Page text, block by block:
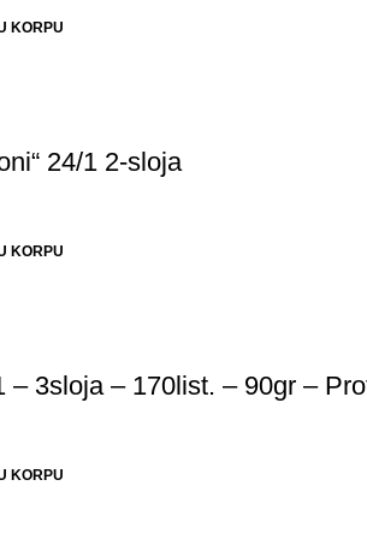
KORPU
24/1 2-sloja
KORPU
– 3sloja – 170list. – 90gr –
KORPU